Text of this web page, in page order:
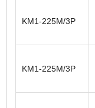
KM1-225M/3P
KM1-225M/3P